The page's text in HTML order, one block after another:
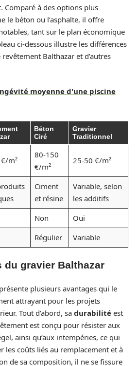
Comparé à des options plus
le béton ou l’asphalte, il offre
tant sur le plan économique
ci-dessous illustre les différences
Balthazar et d’autres
moyenne d'une piscine
Béton
Ciré
Gravier
Traditionnel
m²
80-150
€/m²
25-50 €/m²
Ciment
et résine
Variable, selon
les additifs
Non
Oui
Régulier Variable
du gravier Balthazar
plusieurs avantages qui le
attrayant pour les projets
Tout d’abord, sa durabilité est
est conçu pour résister aux
ainsi qu’aux intempéries, ce qui
les coûts liés au remplacement et à
de sa composition, il ne se fissure